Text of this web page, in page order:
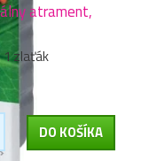
atrament,
1 zlaťák
DO KOŠÍKA